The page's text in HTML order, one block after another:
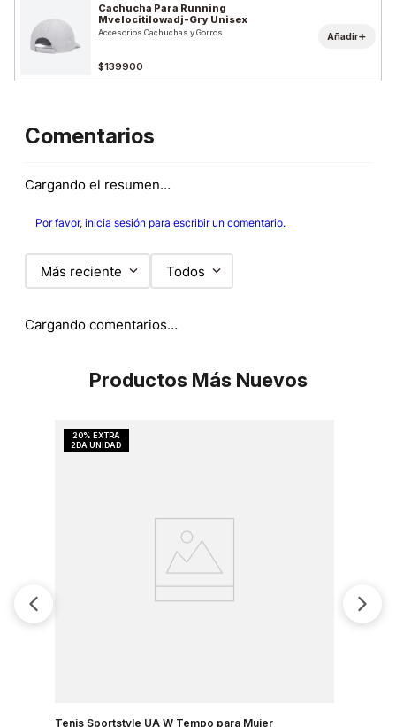
Cachucha Para Running
Mvelocitilowadj-Gry Unisex
Accesorios Cachuchas y Gorros
$139900
Añadir+
Comentarios
Cargando el resumen…
Por favor, inicia sesión para escribir un comentario.
Más reciente Todos
Cargando comentarios…
Productos Más Nuevos
Tenis Sportstyle UA W Tempo para Mujer